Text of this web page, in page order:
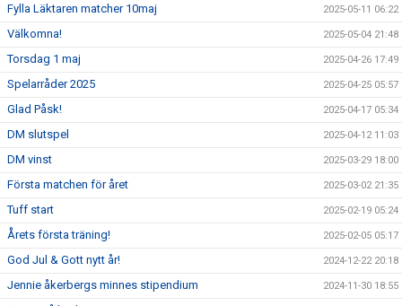
Fylla Läktaren matcher 10maj 2025-05-11 06:22
Välkomna! 2025-05-04 21:48
Torsdag 1 maj 2025-04-26 17:49
Spelarråder 2025 2025-04-25 05:57
Glad Påsk! 2025-04-17 05:34
DM slutspel 2025-04-12 11:03
DM vinst 2025-03-29 18:00
Första matchen för året 2025-03-02 21:35
Tuff start 2025-02-19 05:24
Årets första träning! 2025-02-05 05:17
God Jul & Gott nytt år! 2024-12-22 20:18
Jennie åkerbergs minnes stipendium 2024-11-30 18:55